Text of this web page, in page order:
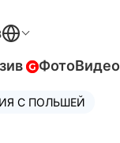
ФотоВидео
С ПОЛЬШЕЙ